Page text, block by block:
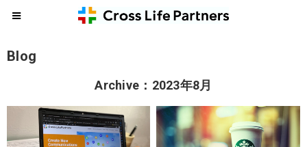
Blog
Archive：2023年8月